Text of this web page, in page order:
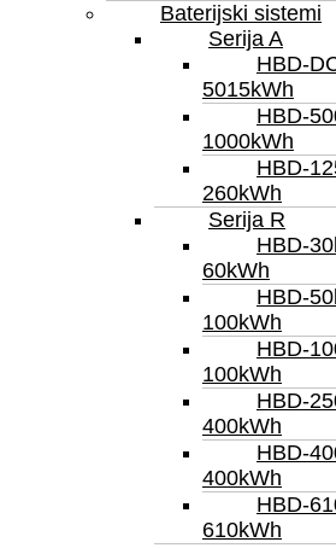
Baterijski sistemi
Serija A
HBD-
5015kWh
HBD-
1000kWh
HBD-
260kWh
Serija R
HBD-
60kWh
HBD-
100kWh
HBD-
100kWh
HBD-
400kWh
HBD-
400kWh
HBD-
610kWh